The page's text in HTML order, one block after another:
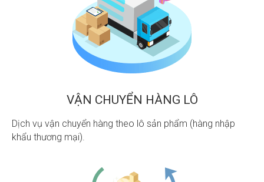
VẬN CHUYỂN HÀNG LÔ
Dịch vụ vận chuyển hàng theo lô sản phẩm (hàng nhập
khẩu thương mại).